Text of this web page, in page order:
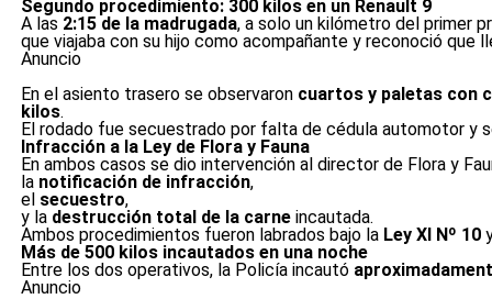
Segundo procedimiento: 300 kilos en un Renault 9
A las 2:15 de la madrugada, a solo un kilómetro del primer
que viajaba con su hijo como acompañante y reconoció que
Anuncio
En el asiento trasero se observaron cuartos y paletas con
kilos.
El rodado fue secuestrado por falta de cédula automotor y
Infracción a la Ley de Flora y Fauna
En ambos casos se dio intervención al director de Flora y
la notificación de infracción,
el secuestro,
y la destrucción total de la carneincautada.
Ambos procedimientos fueron labrados bajo la Ley XI Nº 10
Más de 500 kilos incautados en una noche
Entre los dos operativos, la Policía incautó
Anuncio